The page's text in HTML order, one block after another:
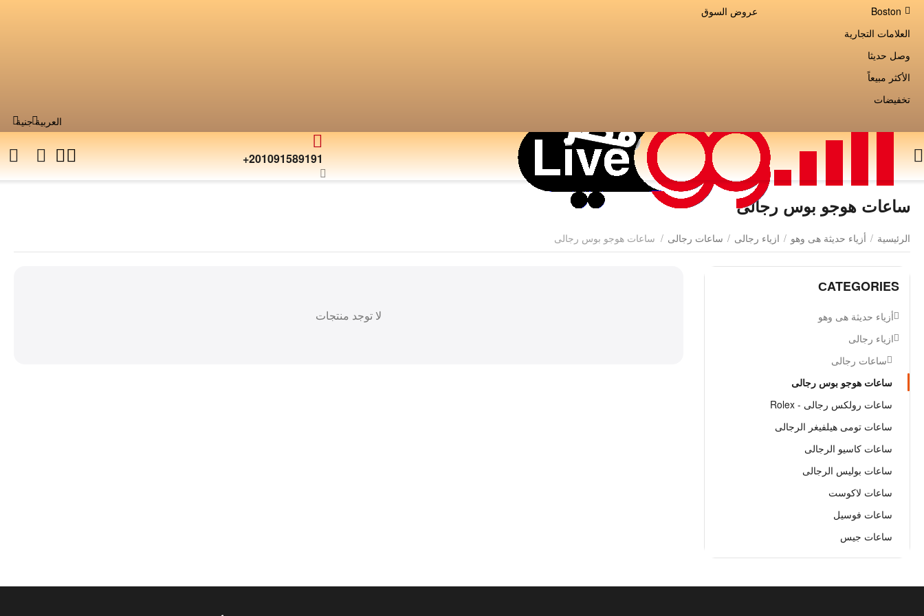
Boston
عروض السوق
العلامات التجارية
وصل حديثا
الأكثر مبيعاً
تخفيضات
جنيةالعربية
+201091589191
ساعات هوجو بوس رجالى
الرئيسية / أزياء حديثة هى وهو / ازياء رجالى / ساعات رجالى / ساعات هوجو بوس رجالى
لا توجد منتجات
СATEGORIES
أزياء حديثة هى وهو
ازياء رجالى
ساعات رجالى
ساعات هوجو بوس رجالى
ساعات رولكس رجالى - Rolex
ساعات تومى هيلفيغر الرجالى
ساعات كاسيو الرجالى
ساعات بوليس الرجالى
ساعات لاكوست
ساعات فوسيل
ساعات جيس